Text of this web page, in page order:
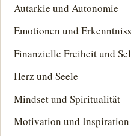
Autarkie und Autonomie
Emotionen und
Finanzielle Freiheit und
Herz und Seele
Mindset und Spiritualität
Motivation und Inspiration